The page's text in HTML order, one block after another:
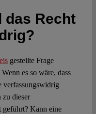
das Recht
gestellte Frage
es so wäre, dass
verfassungswidrig
zu dieser
geführt? Kann eine